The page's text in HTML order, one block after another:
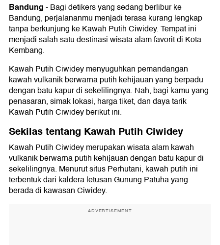
Lokasi Kawah Putih Ciwidey
Harga Tiket Kawah Putih Ciwidey
Fasilitas
Jam Operasional Kawah Putih Ciwidey
Daya Tarik Kawah Putih Ciwidey
Danau Kawah Putih
Sunan Ibu
Dermaga Ponton
Skywalk Cantigi
Bandung-Bagi detikers yang sedang berlibur ke
Bandung, perjalananmu menjadi terasa kurang lengkap
tanpa berkunjung ke Kawah Putih Ciwidey. Tempat ini
menjadi salah satu destinasi wisata alam favorit di Kota
Kembang.
Kawah Putih Ciwidey menyuguhkan pemandangan
kawah vulkanik berwarna putih kehijauan yang berpadu
dengan batu kapur di sekelilingnya. Nah, bagi kamu yang
penasaran, simak lokasi, harga tiket, dan daya tarik
Kawah Putih Ciwidey berikut ini.
Sekilas tentang Kawah Putih Ciwidey
Kawah Putih Ciwidey merupakan wisata alam kawah
vulkanik berwarna putih kehijauan dengan batu kapur di
sekelilingnya. Menurut situs Perhutani, kawah putih ini
terbentuk dari kaldera letusan Gunung Patuha yang
berada di kawasan Ciwidey.
ADVERTISEMENT